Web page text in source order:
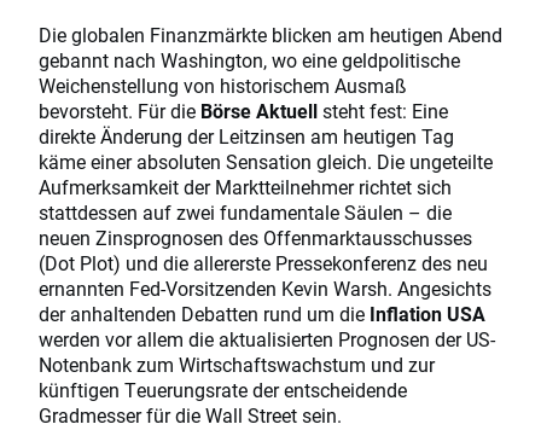
Die globalen Finanzmärkte blicken am heutigen Abend
gebannt nach Washington, wo eine geldpolitische
Weichenstellung von historischem Ausmaß
bevorsteht. Für die Börse Aktuellsteht fest: Eine
direkte Änderung der Leitzinsen am heutigen Tag
käme einer absoluten Sensation gleich. Die ungeteilte
Aufmerksamkeit der Marktteilnehmer richtet sich
stattdessen auf zwei fundamentale Säulen – die
neuen Zinsprognosen des Offenmarktausschusses
(Dot Plot) und die allererste Pressekonferenz des neu
ernannten Fed-Vorsitzenden Kevin Warsh. Angesichts
der anhaltenden Debatten rund um die Inflation USA
werden vor allem die aktualisierten Prognosen der US-
Notenbank zum Wirtschaftswachstum und zur
künftigen Teuerungsrate der entscheidende
Gradmesser für die Wall Street sein.